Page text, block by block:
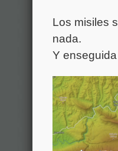
Los misiles
nada.
Y